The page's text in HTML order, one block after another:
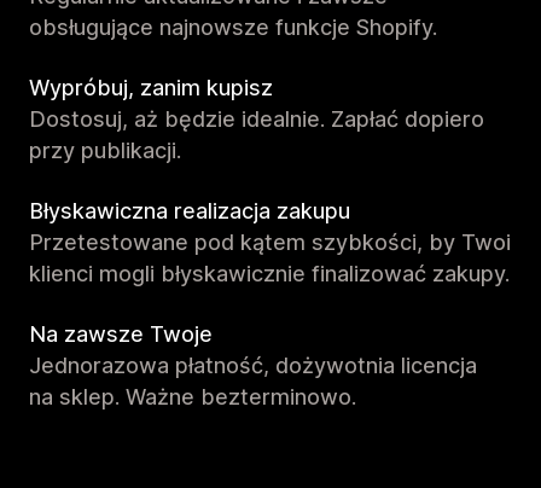
obsługujące najnowsze funkcje Shopify.
Wypróbuj, zanim kupisz
Dostosuj, aż będzie idealnie. Zapłać dopiero
przy publikacji.
Błyskawiczna realizacja zakupu
Przetestowane pod kątem szybkości, by Twoi
klienci mogli błyskawicznie finalizować zakupy.
Na zawsze Twoje
Jednorazowa płatność, dożywotnia licencja
na sklep. Ważne bezterminowo.